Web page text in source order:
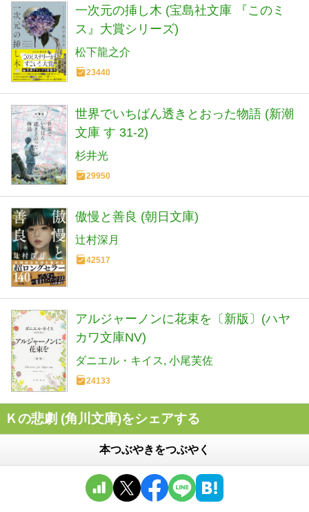
一次元の挿し木 (宝島社文庫 『このミ
ス』大賞シリーズ)
松下龍之介
23440
世界でいちばん透きとおった物語 (新潮
文庫 す 31-2)
杉井光
29950
傲慢と善良 (朝日文庫)
辻村深月
42517
アルジャーノンに花束を〔新版〕(ハヤ
カワ文庫NV)
ダニエル・キイス 小尾芙佐
24133
Ｋの悲劇 (角川文庫)をシェアする
本つぶやきをつぶやく